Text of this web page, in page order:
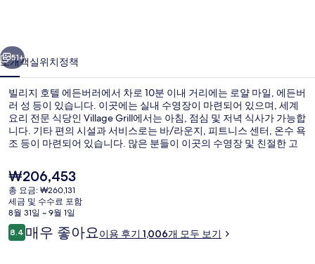
버
러
의
사
진
갤
러
리
51+
소개객실위치정책
빌리지 호텔 에든버러에서 차로 10분 이내 거리에는 로얄 마일, 에든버
러 성 등이 있습니다. 이곳에는 실내 수영장이 마련되어 있으며, 세계
요리 전문 식당인 Village Grill에서는 아침, 점심 및 저녁 식사가 가능합
니다. 기타 편의 시설과 서비스로는 바/라운지, 피트니스 센터, 온수 욕
조 등이 마련되어 있습니다. 많은 분들이 이곳의 수영장 및 친절한 고
현
재
가
격
은
₩206,453
₩206,453
총 요금: ₩260,131
세금 및 수수료 포함
8월 31일 ~ 9월 1일
이
용
8.410점 만점 중 8.4점.
매우 좋아요이용 후기 1,006개 모두 보기